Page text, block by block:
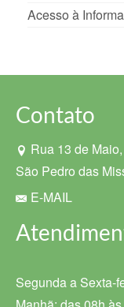
Acesso à
Contato
Rua 13 de
São Pedro das
E-MAIL
Segunda a Sexta-